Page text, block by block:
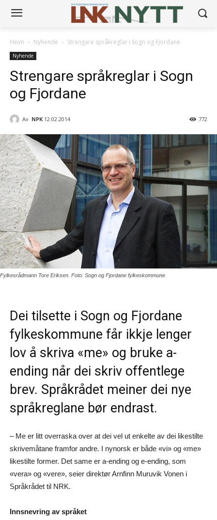
Heim Nyhende Strengare språkreglar i Sogn og Fjordane
Nyhende
Strengare språkreglar i Sogn
og Fjordane
Av NPK 12.02.2014 772
Fylkesrådmann Tore Eriksen. Foto: Sogn og Fjordane fylkeskommune
Dei tilsette i Sogn og Fjordane
fylkeskommune får ikkje lenger
lov å skriva «me» og bruke a-
ending når dei skriv offentlege
brev. Språkrådet meiner dei nye
språkreglane bør endrast.
– Me er litt overraska over at dei vel ut enkelte av dei likestilte
skrivemåtane framfor andre. I nynorsk er både «vi» og «me»
likestilte former. Det same er a-ending og e-ending, som
«vera» og «vere», seier direktør Arnfinn Muruvik Vonen i
Språkrådet til NRK.
Innsnevring av språket